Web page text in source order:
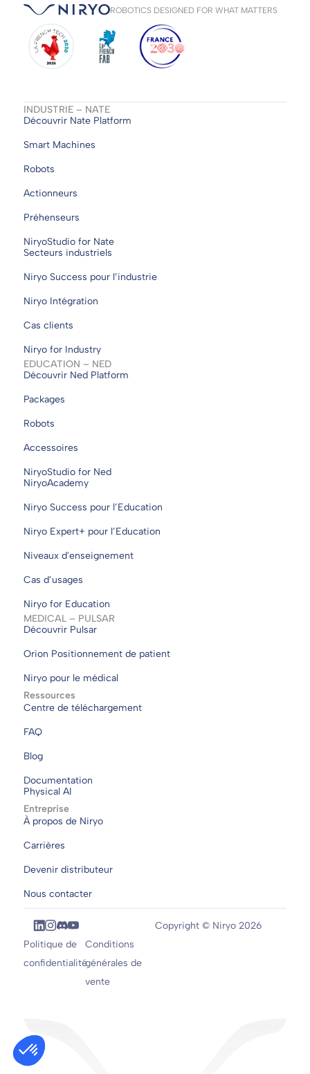
ROBOTICS DESIGNED FOR WHAT MATTERS
INDUSTRIE – NATE
Découvrir Nate Platform
Smart Machines
Robots
Actionneurs
Préhenseurs
NiryoStudio for Nate
Secteurs industriels
Niryo Success pour l’industrie
Niryo Intégration
Cas clients
Niryo for Industry
EDUCATION – NED
Découvrir Ned Platform
Packages
Robots
Accessoires
NiryoStudio for Ned
NiryoAcademy
Niryo Success pour l’Education
Niryo Expert+ pour l’Education
Niveaux d'enseignement
Cas d’usages
Niryo for Education
MEDICAL – PULSAR
Découvrir Pulsar
Orion Positionnement de patient
Niryo pour le médical
Ressources
Centre de téléchargement
FAQ
Blog
Documentation
Physical AI
Entreprise
À propos de Niryo
Carrières
Devenir distributeur
Nous contacter
Politique de
confidentialité
Conditions
générales de
vente
Copyright © Niryo 2026